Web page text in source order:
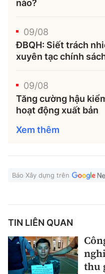
nào?
09/08
ĐBQH: Siết trách
xuyên tạc chính
09/08
Tăng cường hậu
hoạt động xuất bản
Xem thêm
Báo Xây dựng trên
TIN LIÊN QUAN
thu